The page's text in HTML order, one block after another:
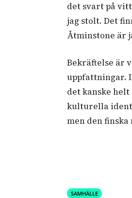
det svart på
jag stolt. Det
Åtminstone är
Bekräftelse är
uppfattningar.
det kanske
kulturella
men den
SAMHÄLLE